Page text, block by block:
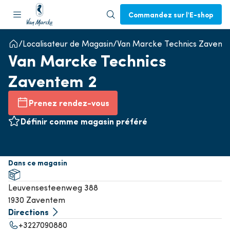
Commandez sur l'E-shop
Localisateur de Magasin Van Marcke Technics
Van Marcke Technics
Zaventem 2
Prenez rendez-vous
Définir comme magasin préféré
Dans ce magasin
Leuvensesteenweg 388
1930 Zaventem
Directions
+3227090880